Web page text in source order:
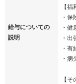
給与についての
説明
【福
・保
・
・出
・
・
【そ